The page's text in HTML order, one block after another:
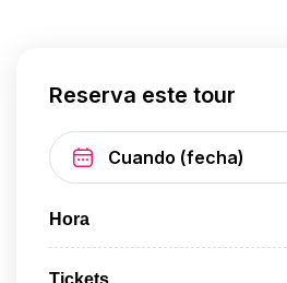
Reserva este tour
Hora